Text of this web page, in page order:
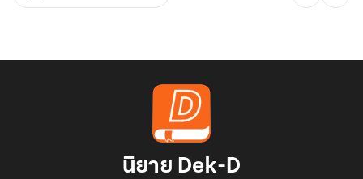
นิยาย Dek-D